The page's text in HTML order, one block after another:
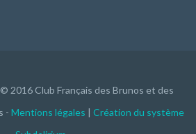
2016 Club Français des Brunos et des
- Mentions légales | Création du système